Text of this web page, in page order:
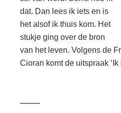
dat. Dan lees ik iets en is
het alsof ik thuis kom. Het
stukje ging over de bron
van het leven. Volgens de
Cioran komt de uitspraak